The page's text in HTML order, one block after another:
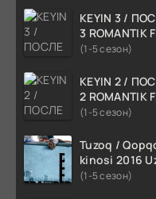
KEYIN 3 /
3 ROMANTIK
TILIDA 2021
(1-5 сезон)
KEYIN 2 / ПОСЛЕ 2
2 ROMANTIK
TILIDA 2020
(1-5 сезон)
Tuzoq /
kinosi 2016
tarjima film HD
(1-5 сезон)